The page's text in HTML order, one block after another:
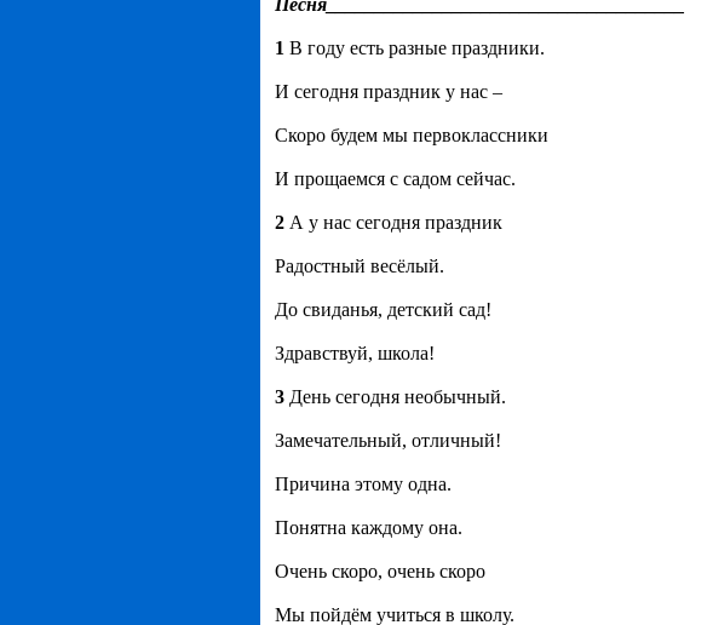
Песня_____________________________________
1 В году есть разные праздники.
И сегодня праздник у нас –
Скоро будем мы первоклассники
И прощаемся с садом сейчас.
2 А у нас сегодня праздник
Радостный весёлый.
До свиданья, детский сад!
Здравствуй, школа!
3 День сегодня необычный.
Замечательный, отличный!
Причина этому одна.
Понятна каждому она.
Очень скоро, очень скоро
Мы пойдём учиться в школу.